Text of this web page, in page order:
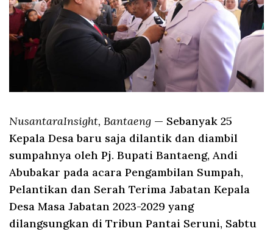
NusantaraInsight, Bantaeng — Sebanyak 25
Kepala Desa baru saja dilantik dan diambil
sumpahnya oleh Pj. Bupati Bantaeng, Andi
Abubakar pada acara Pengambilan Sumpah,
Pelantikan dan Serah Terima Jabatan Kepala
Desa Masa Jabatan 2023-2029 yang
dilangsungkan di Tribun Pantai Seruni, Sabtu